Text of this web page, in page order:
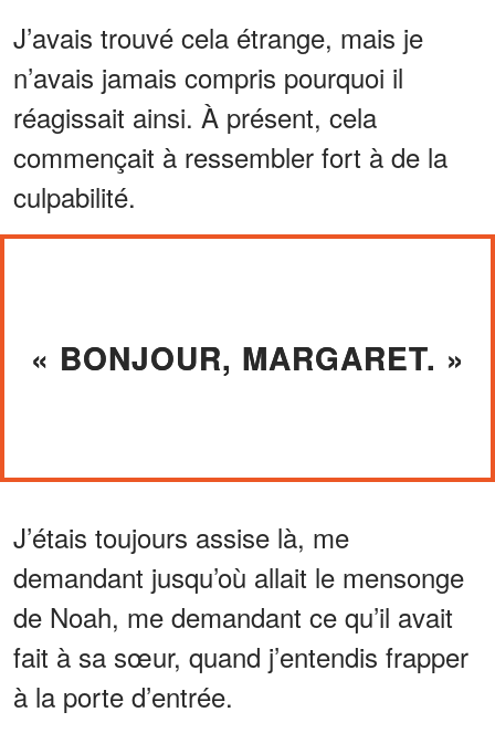
J’avais trouvé cela étrange, mais je
n’avais jamais compris pourquoi il
réagissait ainsi. À présent, cela
commençait à ressembler fort à de la
culpabilité.
« BONJOUR, MARGARET. »
J’étais toujours assise là, me
demandant jusqu’où allait le mensonge
de Noah, me demandant ce qu’il avait
fait à sa sœur, quand j’entendis frapper
à la porte d’entrée.